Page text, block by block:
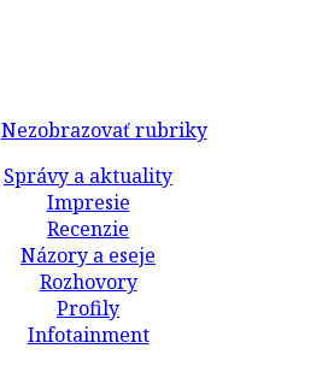
Nezobrazovať rubriky
Správy a aktuality
Impresie
Recenzie
Názory a eseje
Rozhovory
Profily
Infotainment